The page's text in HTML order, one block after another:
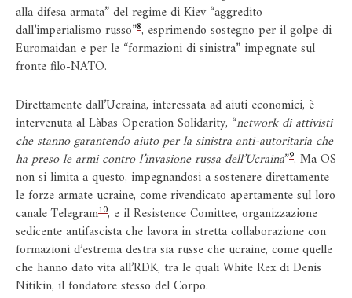
alla difesa armata” del regime di Kiev “aggredito
dall’imperialismo russo”8, esprimendo sostegno per il golpe di
Euromaidan e per le “formazioni di sinistra” impegnate sul
fronte filo-NATO.
Direttamente dall’Ucraina, interessata ad aiuti economici, è
intervenuta al Làbas Operation Solidarity, “network di attivisti
che stanno garantendo aiuto per la sinistra anti-autoritaria che
ha preso le armi contro l’invasione russa dell’Ucraina”9. Ma OS
non si limita a questo, impegnandosi a sostenere direttamente
le forze armate ucraine, come rivendicato apertamente sul loro
canale Telegram10, e il Resistence Comittee, organizzazione
sedicente antifascista che lavora in stretta collaborazione con
formazioni d’estrema destra sia russe che ucraine, come quelle
che hanno dato vita all’RDK, tra le quali White Rex di Denis
Nitikin, il fondatore stesso del Corpo.